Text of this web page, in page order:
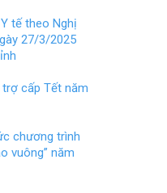
tế theo Nghị
27/3/2025
cấp Tết năm
chương trình
vuông” năm